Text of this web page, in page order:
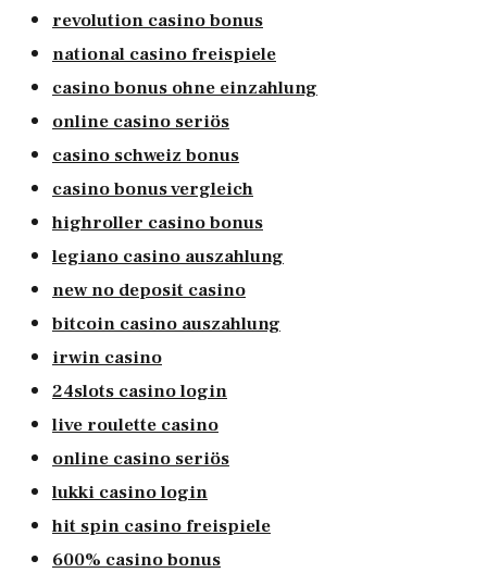
revolution casino bonus
national casino freispiele
casino bonus ohne einzahlung
online casino seriös
casino schweiz bonus
casino bonus vergleich
highroller casino bonus
legiano casino auszahlung
new no deposit casino
bitcoin casino auszahlung
irwin casino
24slots casino login
live roulette casino
online casino seriös
lukki casino login
hit spin casino freispiele
600% casino bonus